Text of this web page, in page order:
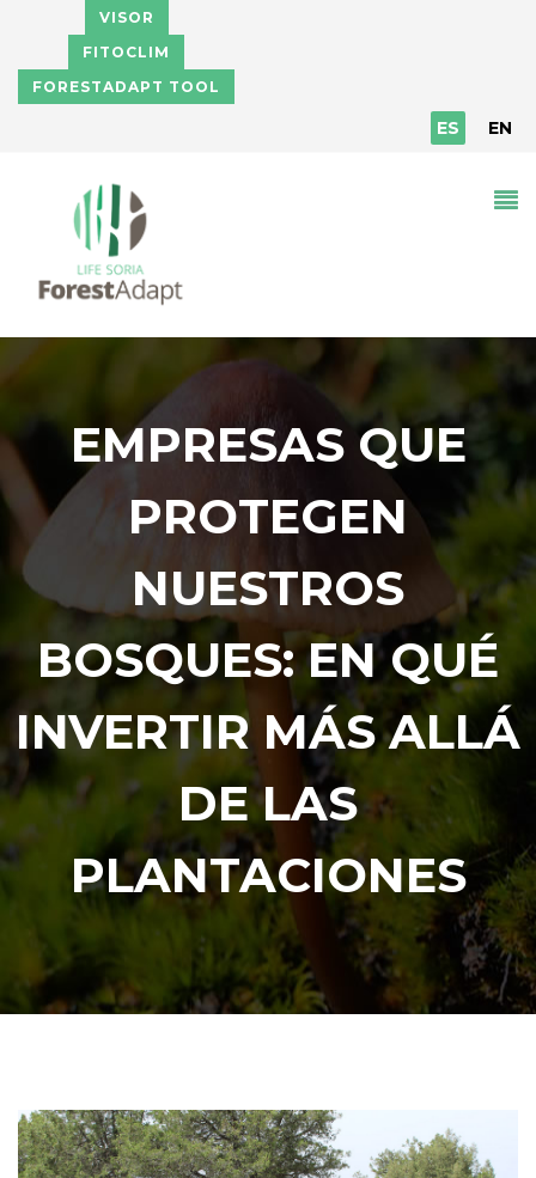
Pasar al contenido principal
VISOR
FITOCLIM
FORESTADAPT TOOL
ES EN
EMPRESAS QUE
PROTEGEN
NUESTROS
BOSQUES: EN QUÉ
INVERTIR MÁS ALLÁ
DE LAS
PLANTACIONES